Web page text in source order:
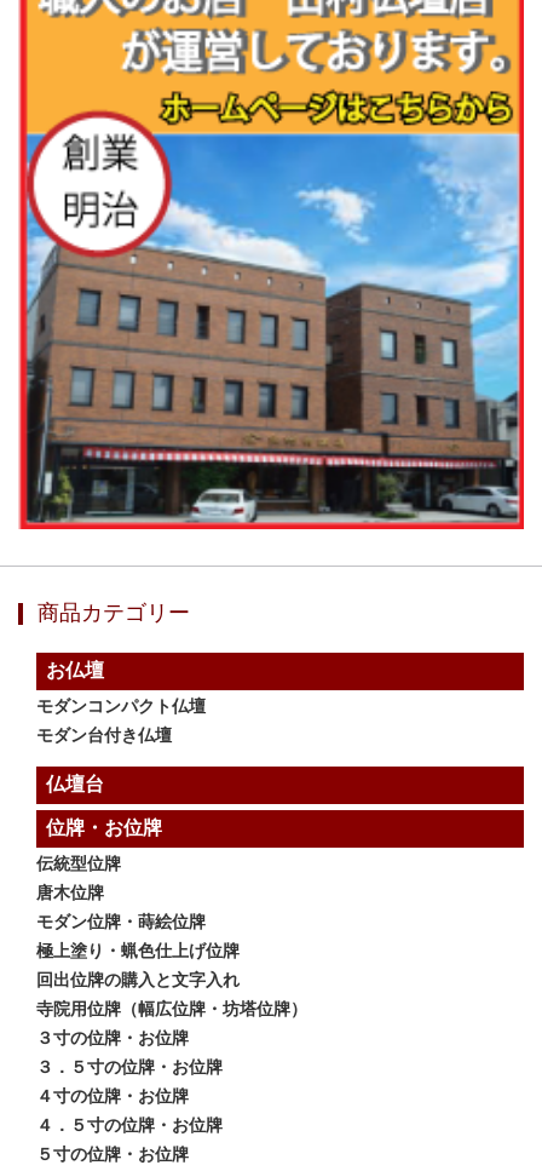
商品カテゴリー
お仏壇
モダンコンパクト仏壇
モダン台付き仏壇
仏壇台
位牌・お位牌
伝統型位牌
唐木位牌
モダン位牌・蒔絵位牌
極上塗り・蝋色仕上げ位牌
回出位牌の購入と文字入れ
寺院用位牌（幅広位牌・坊塔位牌）
３寸の位牌・お位牌
３．５寸の位牌・お位牌
４寸の位牌・お位牌
４．５寸の位牌・お位牌
５寸の位牌・お位牌